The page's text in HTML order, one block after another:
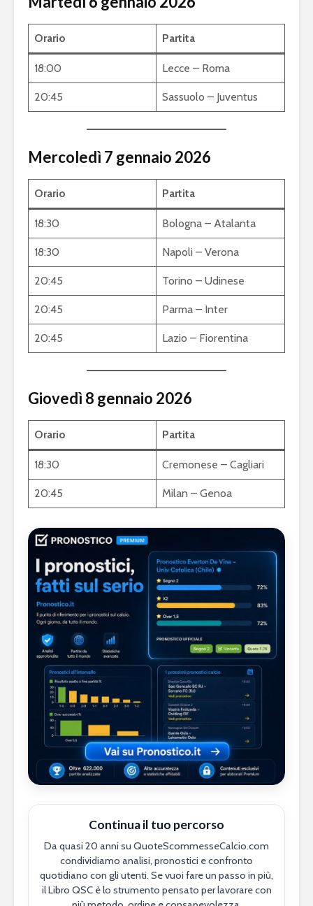
Orario Partita
18:00 Lecce – Roma
20:45 Sassuolo – Juventus
Mercoledì 7 gennaio 2026
Orario Partita
18:30 Bologna – Atalanta
18:30 Napoli – Verona
20:45 Torino – Udinese
20:45 Parma – Inter
20:45 Lazio – Fiorentina
Giovedì 8 gennaio 2026
Orario Partita
18:30 Cremonese – Cagliari
20:45 Milan – Genoa
Continua il tuo percorso
Da quasi 20 anni su QuoteScommesseCalcio.com
condividiamo analisi, pronostici e confronto
quotidiano con gli utenti. Se vuoi fare un passo in più,
il Libro QSC è lo strumento pensato per lavorare con